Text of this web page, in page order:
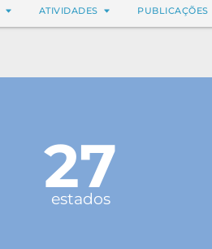
ATIVIDADES PUBLICAÇÕES
27
estados